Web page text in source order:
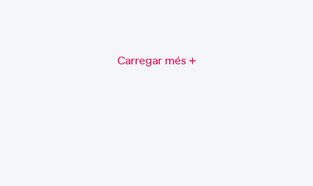
Carregar més